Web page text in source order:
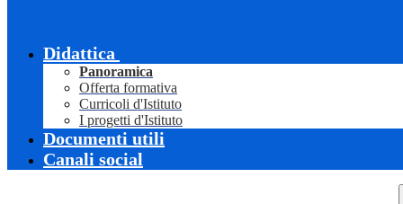
Didattica
Panoramica
Offerta formativa
Curricoli d'Istituto
I progetti d'Istituto
Documenti utili
Canali social